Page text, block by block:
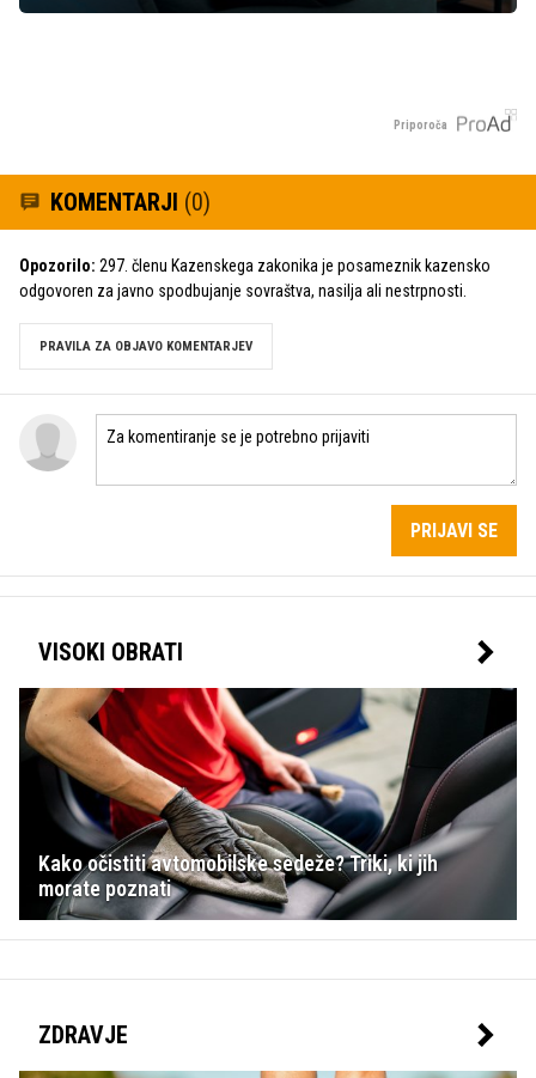
Priporoča
KOMENTARJI (0)
Opozorilo: 297. členu Kazenskega zakonika je posameznik kazensko
odgovoren za javno spodbujanje sovraštva, nasilja ali nestrpnosti.
PRAVILA ZA OBJAVO KOMENTARJEV
PRIJAVI SE
VISOKI OBRATI
Kako očistiti avtomobilske sedeže? Triki, ki jih
morate poznati
ZDRAVJE